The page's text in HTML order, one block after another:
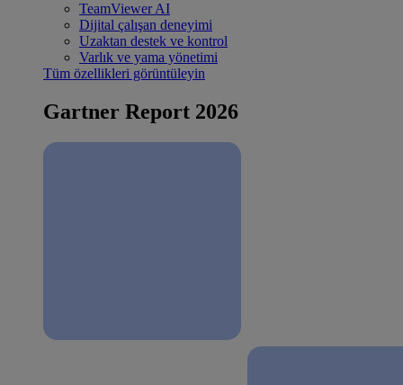
TeamViewer AI
Dijital çalışan deneyimi
Uzaktan destek ve kontrol
Varlık ve yama yönetimi
Tüm özellikleri görüntüleyin
Gartner Report 2026